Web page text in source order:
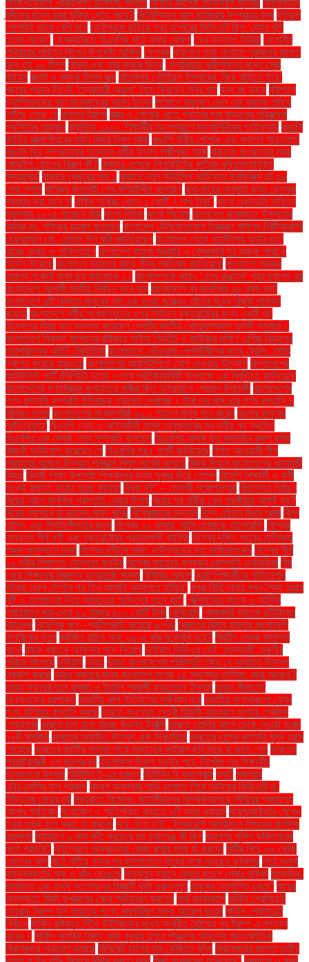
বন্দীদের মধ্যে কারা মুক্তি পেতে পারে? ফিলিস্তিনে আল জাজিরার সম্প্রচার বন্ধ ফুটবলে
গোলটাই থাকে বেশি মনে ফেইসবুকে ছড়িয়ে পড়া যশোরের ভিডিওটি ছিল ‘যেমন খুশি
তেমন সাজো’ ফেব্রুয়ারিতে বিএনপির মাঠে নামার ঘোষণা ফের উত্তাল সিরিয়া ফেলানীর
পরিবারের দায়িত্ব নিলেন উপদেষ্টা আসিফ ফেসবুক ফ্যাশনে তাক লাগাতে পুরুষদের মানতে
হবে এই ১০ টিপস ফ্রিদা এবং তার ব্যথার চিত্র ফ্লোরিডায় নারীশক্তির মধ্যে সেরা
জায়েদ ফ্ল্যাট ও ব্যাংক হিসাব জব্দ বইমেলায় তৌহিদুল ইসলামের ‘বিয়ে বাড়িতে ইয়ে’
বছরের প্রথম দিনেই ‘স্বৈরাচারী অঞ্জনা’ নিয়ে ফিরছেন মনির খান বন্ধ বহু সড়ক বরিশালে
চ্যাম্পিয়নদের বরণ জনসমুদ্রের আনন্দ উৎসব বর্তমানে বায়ুদূষণ এমন এক ভয়াবহ পর্যায়ে
পৌঁছে গেছে যে বললেন ট্রাম্প বস্ত্র ও পোশাক খাতে গ্যাসের দাম বাড়ানোর পরিকল্পনা
স্থগিতের আহ্বান বাকৃবিতে ১২০০ শিক্ষার্থীর অংশগ্রহণে ছাত্রশিবিরের গণইফতার বাঙালি
জাতির আত্মগৌরবের মহান বিজয় দিবস আজ বাঙালি নারীর পোশাক এবং ফ্যাশন সচেতনতা
বাঙালি হিন্দু সম্প্রদায়ের অন্যতম ধর্মীয় উৎসব লক্ষ্মীপূজা আজ বাচ্চাকে খাওয়ানোর সময়
মোবাইল ফোনের বিকল্প কী? বাজারে এসেছে গিগাবাইটের কৃত্রিম বুদ্ধিমত্তাযুক্ত
মাদারবোর্ড বাজারে খেজুরের দাম ১ বাজারে নতুন স্টাইলিশ স্মার্টফোন ইনফিনিক্স হট ৫০
প্রো প্লাস বাণিজ্য উপদেষ্টা শেখ বশিরউদ্দীন বলেছেন বাবা-মায়ের অনুমতি ছাড়া ফেসবুক
ব্যবহার করা যাবে না বার্ষিক সর্বোচ্চ বেতন ১ কোটি ৭ লাখ টাকা" বাংলা একাডেমি সাহিত্য
পুরস্কার ২০২৪ পাচ্ছেন যাঁরা বাংলা নিউজ বাংলা সিনেমা বাংলাদেশ জামায়াতে ইসলামের
আমির ডা. শফিকুর রহমান বলেছেন বাংলাদেশ টেলিযোগাযোগ নিয়ন্ত্রণ কমিশন (বিটিআরসি)
চেয়ারম্যান মো. এমদাদ উল বারী জানিয়েছেন বাংলাদেশ থেকে গার্মেন্টসের অর্ডার চলে
যাচ্ছে ভারত ও পাকিস্তানে বাংলাদেশ ব্যাংক সরকারি ও বেসরকারি সব ব্যাংক শাখাকে
নির্দেশ দিয়েছে বাংলাদেশ ভারতের কাছে তীব্র প্রতিবাদ জানিয়েছে বাংলাদেশ সরকার
তারল্য সংকটে থাকা ছয় ব্যাংককে ২২ বাংলাদেশকে কারও ‘চোখ রাঙানো’ গ্রহণযোগ্য নয়
বাংলাদেশে আগামী জাতীয় নির্বাচন কবে হবে বাংলাদেশে খুব জনপ্রিয় ৩০ রকম ভর্তা
বাংলাদেশে দুটি বিখ্যাত মানুষের নাম এক হওয়া সত্ত্বেও তাঁদের মধ্যে কিছুটা পার্থক্য
রয়েছে বাংলাদেশে ধর্মীয় সংখ্যালঘুদের ওপর নির্যাতন যুক্তরাষ্ট্রের জন্য একটি বড়
উদ্বেগের বিষয় বলে মন্তব্য করেছেন দেশটির জাতীয় গোয়েন্দাপ্রধান তুলসী গ্যাবার্ড।
বাংলাদেশে নিযুক্ত জাপানের রাষ্ট্রদূত সাইদা শিনইচি ও জাইকার দক্ষিণ এশিয়া বিভাগের
মহাপরিচালক আইট টেরুইউকি বাংলাদেশে নেটওয়ার্ক পেশাজীবীদের জন্য ট্রেনিং সেন্টার
স্থাপন করেছে হুয়াওয়ে বাংলাদেশের আরসিইপিতে যোগ দেওয়ার উদ্যোগ বাংলাদেশের
কমিউনিস্ট পার্টি (সিপিবি) দলের ৭৭তম প্রতিষ্ঠাবার্ষিকী উপলক্ষে এক বিবৃতিতে জানিয়েছে
বাংলাদেশের গণতান্ত্রিক রূপান্তরে নারীরা ছিল অগ্রভাগে -প্রধান উপদেষ্টা বাংলাদেশের
পণ্য রপ্তানি সম্প্রতি ইতিবাচক প্রবণতা দেখাচ্ছে। টানা চার মাস ধরে পণ্য রপ্তানি ৪
বিলিয়ন ডলার বাংলাদেশের সংখ্যাগরিষ্ঠ ৬১.১ শতাংশ মানুষ মনে করেন বাংলার মানুষের
আতিথেয়তা' বিএনপি নেতা ও আইনজীবী মাসুদ তালুকদারের সব দলীয় পদ স্থগিত
বিএনপির এক জ্যেষ্ঠ নেতা সম্প্রতি বলেছেন বিএনপির জ্যেষ্ঠ যুগ্ম মহাসচিব রুহুল কবির
রিজভী অভিযোগ করেছেন যে বিএনপির পর। দলটি জানিয়েছে বিগত আওয়ামী লীগ
সরকারের আমলে উন্নয়ন প্রকল্পে বিপুল অর্থের অপচয় বিজয় দিবসে বাংলাদেশের আরেকটি
বিজয় বিদায়ী শিক্ষা উপদেষ্টা শিক্ষকদের জন্য সুখবর দিয়ে গেলেন বিদেশি শিক্ষার্থী ও কর্মী
সংখ্যা কমাতে কঠোর হচ্ছে কানাডা বিধবা নই” – দেবশ্রী গঙ্গোপাধ্যায় বিধানসভা নির্বাচন
বিয়ের আগে মানসিক প্রস্তুতি নেয়ার উপায় বিয়ের পর নারীরা কেন পরকীয়ায় আকৃষ্ট হয়?
বিয়ের ব্যাপারে যা বললেন সাফা কবির বিশেষজ্ঞদের মন্তব্য বিশ্ব এইডস দিবস আজ বিশ্ব
শান্তি এবং স্থিতিশীলতার জন্য বিশ্বের ৭০ ভাষায় 'আমি তোমাকে ভালোবাসি' বিশ্বের
অন্যতম শীর্ষ ধনী এবং যুক্তরাষ্ট্রের প্রভাবশালী ব্যক্তি বিশ্বের দূষিত শহরের তালিকায়
পঞ্চম অবস্থানে ঢাকা বিশ্বের ধনীতম রাজা: থাইল্যান্ডের মহা ভাজিরালংকর্ন বিশ্বের শীর্ষ
১০ ধনীর শিক্ষাগত যোগ্যতা কতটুকু বিশ্বের সবচেয়ে মূল্যবান কোম্পানি এনভিডিয়া বিষ
খেয়ে শিক্ষকের বিরুদ্ধে হত্যাচেষ্টা মামলা বিসিবির ঘোষণা বুয়েট শিক্ষার্থীকে গাড়িচাপার
ঘটনায় ডোপ টেস্টের পর তিন আসামি আদালতে হাজির" বুশরা বিবি: দাবায় যখন সৈন্য হারায়
বৃষ্টি ও তাপমাত্রা নিয়ে আবহাওয়া অফিসের নতুন বার্তা বেক্সিমকোর ব্যাংক ও আর্থিক
প্রতিষ্ঠানে দায়-দেনা ৫০ হাজার ৫০০ কোটি টাকা বেলিংহাম বেসরকারি ব্যাংকে ছাঁটাইয়ের
আতঙ্ক বৈদেশিক ঋণ - প্রতিশ্রুতি কমেছে ৬৭% বৈরুতের বিমান হামলায় বাংলাদেশি
নাগরিকের মৃত্যু ব্রাজিল রাউন্ড অফ ৩২-এ কার মুখোমুখি হবে? ব্রিটিশ লেখক সামান্থা
হার্ভে ব্র্যাক ব্যাংকে অফিসার পদে নিয়োগ ভাইরাল ভিডিওর সেই ‘রহস্যময়ী’ তরুণীর
পরিচয় মিলেছে ভাইরাস ভারত ভারত বাংলাদেশের পরিস্থিতি নিয়ে যে অযাচিত উদ্বেগ
প্রকাশ করছে ভারত ম্যাচের জন্য বাংলাদেশ দলের ২৪ সদস্যের তালিকা: কারা আছেন?
ভারত সফরের দলে হামজা ও ইতালি প্রবাসী ফাহমেদুল ইসলাম ভারত সীমান্তে
বিএসএফের ধরপাকড় ভারতীয় রুপি ইতিহাসের সর্বনিম্ন দরে ভারতীয় সংস্থাগুলো যেসব
পণ্য রাশিয়ায় রপ্তানি করছে ভারতে কংগ্রেস নেত্রী হিমানী নারওয়াল হত্যায় প্রেমিক
গ্রেফতার ভারতে চালু হতে যাচ্ছে উড়ন্ত ট্যাক্সি ভারতে হোলির আগে ঢেকে দেওয়া হচ্ছে
১০টি মসজিদ ভারতের অযাচিত উদ্বেগ এবং দ্বিচারিতা ভারতের চালের রপ্তানি মূল্য হ্রাস
পেয়েছে ভারতের জাতীয় পতাকা পায়ে মাড়ানোর ভাইরাল ছবি নিয়ে যা জানা গেল ভারতের
পররাষ্ট্রমন্ত্রী এস জয়শঙ্কর ভালোবাসা দিবসে যমুনায় পড়ে নিখোঁজ চার শিক্ষার্থীর
তিনজনকে উদ্ধার ভিটামিন ই-এর গুরুত্ব ভিটামিন বি কমপ্লেক্স ভ্যাট মঙ্গলবার
এইচএসসির ফল প্রকাশ মদ্যপ অবস্থায় গাড়ি চালাতে গিয়ে আটকের ভিডিওটি ড.
ইউনূসের মেয়ের নয় মধ্যরাতে বিক্ষোভ: জাহাঙ্গীরনগর বিশ্ববিদ্যালয়ে শিবিরের প্রকাশ্যে
আসার প্রতিবাদ মনোযোগ ও স্মৃতিশক্তি বাড়াতে ৯টি সহজ ব্যায়াম ময়েশ্চারাইজার মেখেও
ত্বক শুষ্ক হলে দ্রুত যা করবেন মরে যেতে চাই’: ইসরায়েলি আগ্রাসনে শিশুদের মানসিক
দুরবস্থা মহাকাশে ৯ মাস বন্দী: সবচেয়ে বড় চ্যালেঞ্জ কী ছিল মহানগর পুলিশ কমিশনারের
ক্ষমা প্রার্থনা" মাইগ্রেনে আক্রান্তরা রোজা রাখার সময় যা করবেন মাটির নিচে ৮৬ কেজি
ওজনের আলু মাঠে লুটিয়ে পড়ার পর হাসপাতালে মৃত্যুর সঙ্গে লড়ছেন ফুটবলার মাঠে সংঘর্ষ
ব্যানক্রফটের নাক ও কাঁধ ভেঙেছে মাতৃমৃত্যু হ্রাসে কেয়ার মডেল সেবার ভূমিকা মাধ্যমিক.
মানচিত্র এবং তথ্য সংশোধনের বিষয়টি খুবই গুরুত্বপূর্ণ মানুষের ভোগান্তি চরমে" মায়ের
অসুস্থতা: মির্জা ফখরুলের মেয়ে স্মৃতিচারণ করলেন মার্ক জাকারবার্গ মার্কিন প্রেসিডেন্ট
ডোনাল্ড ট্রাম্প যদি ভারতের পণ্যে সমপরিমাণ শুল্ক আরোপ করেন মার্কিন প্রেসিডেন্ট
নির্বাচন মার্কিন রাষ্ট্রদূত স্টিভ উইটকফের মধ্যে অনুষ্ঠিত বৈঠকের পর ট্রাম্প এ মন্তব্য
করেন। মার্কিন সামরিক বিমান আজ বুধবার দুপুরে পাঞ্জাবের অমৃতসর আন্তর্জাতিক
বিমানবন্দরে অবতরণ করেছে মিনিকেট চালের দাম কেজিতে বৃদ্ধি মিয়ানমারের জান্তা তৃতীয়